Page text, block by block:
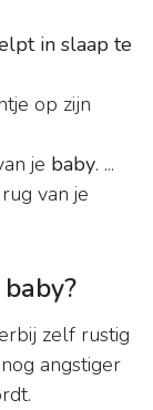
in slaap te
op zijn
je baby. ...
van je
zelf rustig
angstiger